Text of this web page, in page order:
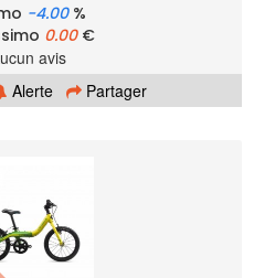
-4.00%
0.00€
avis
Alerte Partager